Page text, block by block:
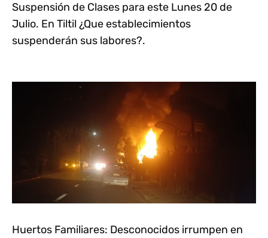
Suspensión de Clases para este Lunes 20 de
Julio. En Tiltil ¿Que establecimientos
suspenderán sus labores?.
Huertos Familiares: Desconocidos irrumpen en